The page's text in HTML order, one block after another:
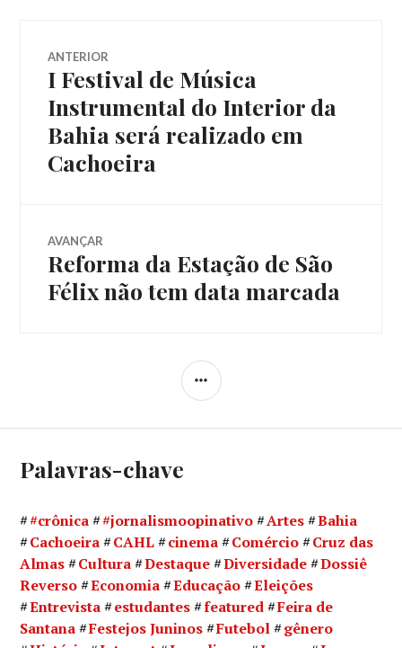
Navegação
de
Post
ANTERIOR
Post
I Festival de Música
Instrumental do Interior da
Bahia será realizado em
Cachoeira
AVANÇAR
Próximo
post:
Reforma da Estação de São
Félix não tem data marcada
LATERAL
Palavras-chave
#crônica #jornalismoopinativo Artes
Bahia
Cachoeira
CAHL cinema Comércio
Cruz das
Almas
Cultura Destaque Diversidade
Dossiê
Reverso
Economia Educação
Eleições
Entrevista
estudantes featured
Feira de
Santana
Festejos Juninos Futebol
gênero